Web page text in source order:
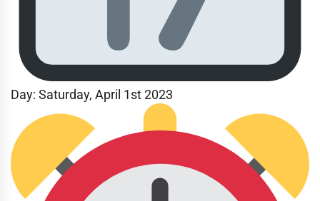
Day: Saturday, April 1st 2023